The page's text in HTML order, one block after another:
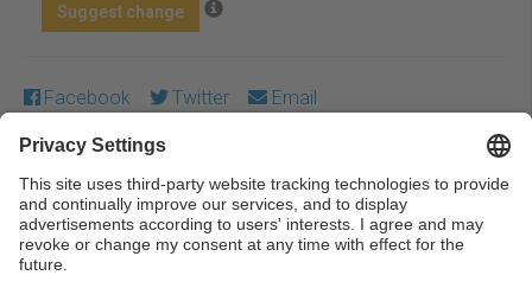
Suggest change
Facebook Twitter Email
Except where otherwise noted, content on this work is
licensed under a Creative Commons license:Attribution-
NonCommercial-NoDerivs 3.0 Spain